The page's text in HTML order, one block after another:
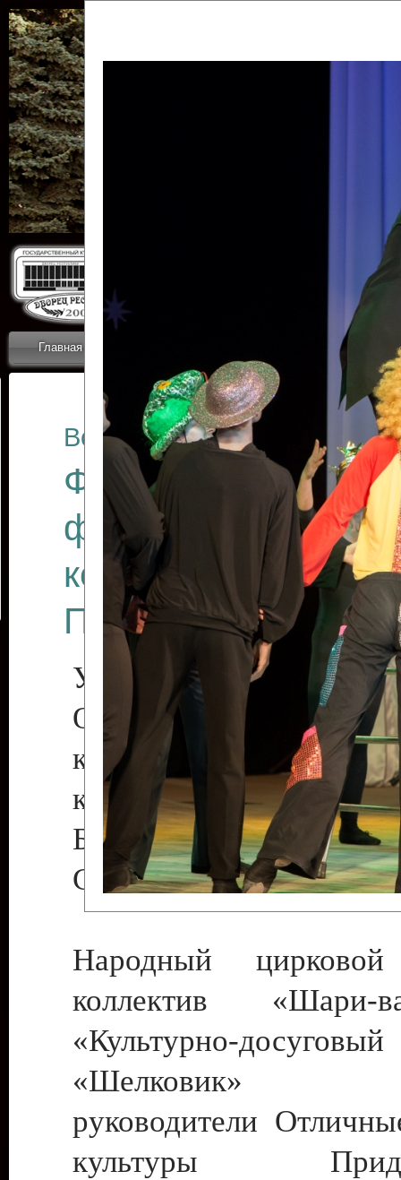
Главная Новости
ОТЧЕТЫ ГКЦ
Все отчеты
Финал
фестиваля
коллективов
Приднестровского
Участники фестиваля:
Образцовый
коллектив
культуры с.
Бендеры ,
Светлана Георгиевна
Народный цирковой
коллектив
«Культурно-
«Шелковик»
руководители
культуры